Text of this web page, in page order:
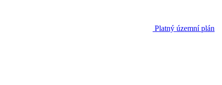
Platný územní plán